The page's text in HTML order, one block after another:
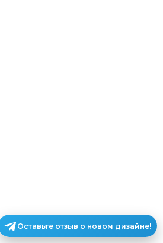
Оставьте отзыв о новом дизайне!